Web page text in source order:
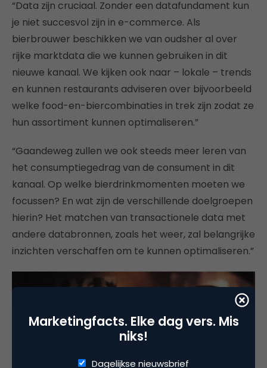
“Data zijn cruciaal. Zonder een datafundament kun
je niet succesvol zijn in e-commerce. Als
bierbrouwer beschikken we van oudsher al over
rijke marktdata die we kunnen gebruiken in dit
nieuwe kanaal. We kijken ook naar – lokale – trends
en kunnen restaurants adviseren over bijvoorbeeld
welke food-en-biercombinaties in trek zijn zodat ze
hun assortiment kunnen optimaliseren.”
“Gaandeweg zullen we ook steeds meer leren van
het consumptiegedrag van de consument in dit
kanaal. Op welke bierdrinkmomenten moeten we
focussen? En wat zijn de verschillende doelgroepen
hierin? Het matchen van transactionele data met
andere databronnen, zoals het weer, zal belangrijke
inzichten verschaffen om te kunnen optimaliseren.”
Marketingfacts. Elke dag vers. Mis
niks!
Dagelijkse nieuwsbrief